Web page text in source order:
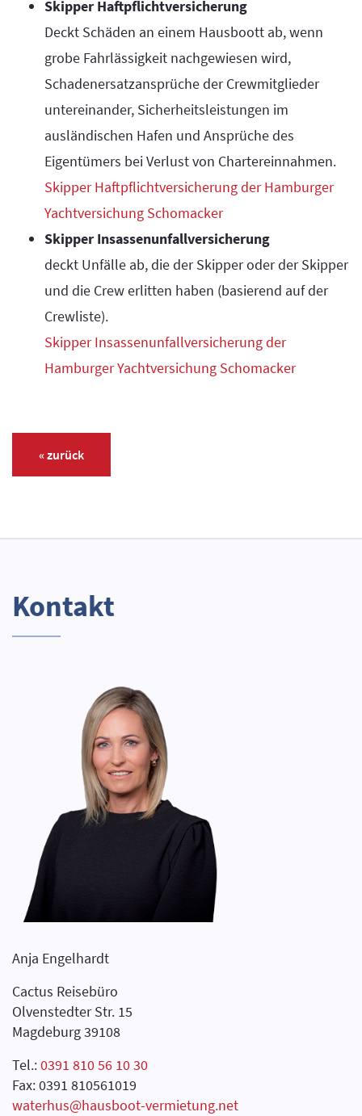
Skipper Haftpflichtversicherung
Deckt Schäden an einem Hausboott ab, wenn
grobe Fahrlässigkeit nachgewiesen wird,
Schadenersatzansprüche der Crewmitglieder
untereinander, Sicherheitsleistungen im
ausländischen Hafen und Ansprüche des
Eigentümers bei Verlust von Chartereinnahmen.
Skipper Haftpflichtversicherung der Hamburger
Yachtversichung Schomacker
Skipper Insassenunfallversicherung
deckt Unfälle ab, die der Skipper oder der Skipper
und die Crew erlitten haben (basierend auf der
Crewliste).
Skipper Insassenunfallversicherung der
Hamburger Yachtversichung Schomacker
« zurück
Kontakt
Anja Engelhardt
Cactus Reisebüro
Olvenstedter Str. 15
Magdeburg 39108
Tel.:0391 810 56 10 30
Fax: 0391 810561019
waterhus@hausboot-vermietung.net